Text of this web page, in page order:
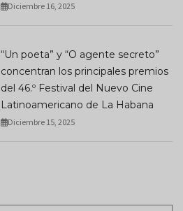
Diciembre 16, 2025
“Un poeta” y “O agente secreto”
concentran los principales premios
del 46.º Festival del Nuevo Cine
Latinoamericano de La Habana
Diciembre 15, 2025